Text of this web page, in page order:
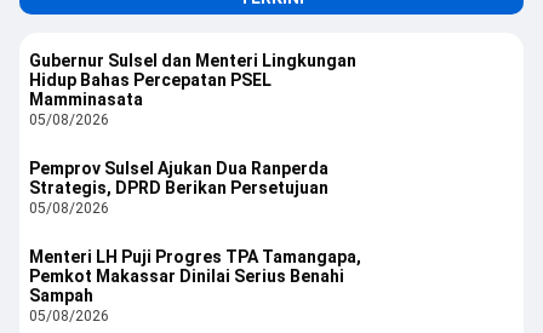
Gubernur Sulsel dan Menteri Lingkungan
Hidup Bahas Percepatan PSEL
Mamminasata
05/08/2026
Pemprov Sulsel Ajukan Dua Ranperda
Strategis, DPRD Berikan Persetujuan
05/08/2026
Menteri LH Puji Progres TPA Tamangapa,
Pemkot Makassar Dinilai Serius Benahi
Sampah
05/08/2026